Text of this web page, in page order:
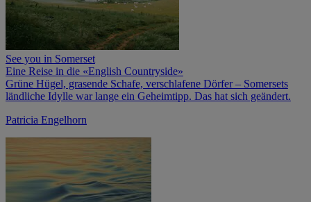
See you in Somerset
Eine Reise in die «English Countryside»
Grüne Hügel, grasende Schafe, verschlafene Dörfer – Somersets
ländliche Idylle war lange ein Geheimtipp. Das hat sich geändert.
Patricia Engelhorn